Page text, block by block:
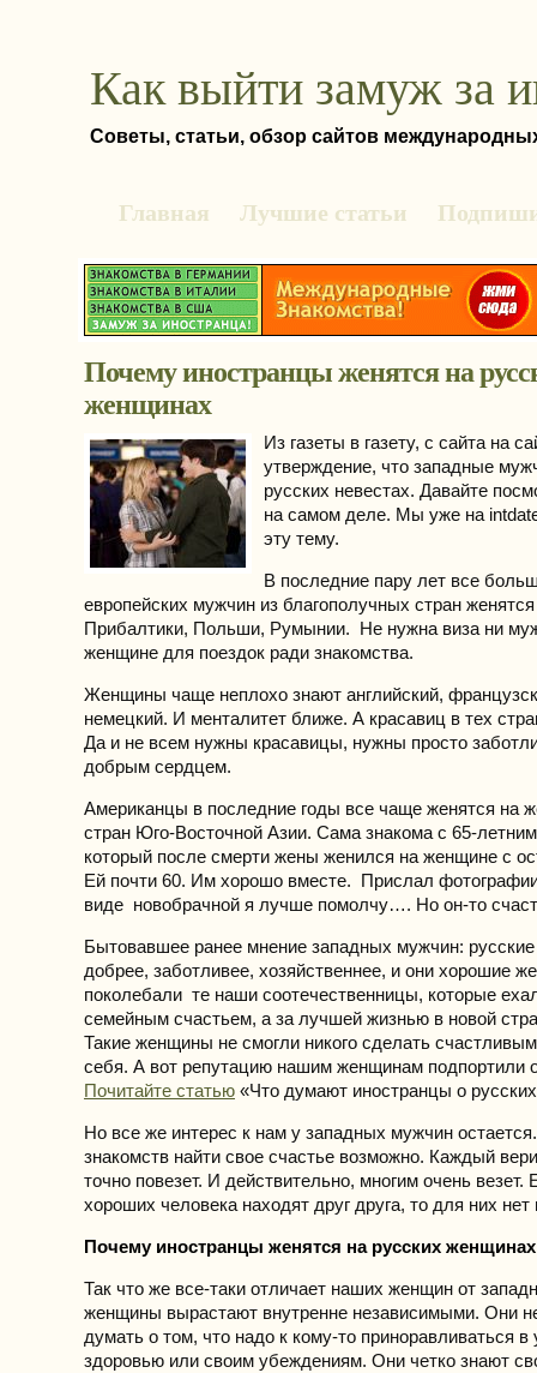
Как выйти замуж за
Советы, статьи, обзор сайтов
Главная Лучшие статьи
Почему иностранцы женятся на
женщинах
Из газеты в газету, с сайта на
утверждение, что западные
русских невестах. Давайте
на самом деле. Мы уже на
эту тему.
В последние пару лет все
европейских мужчин из благополучных стран
Прибалтики, Польши, Румынии. Не нужна виза ни
женщине для поездок ради знакомства.
Женщины чаще неплохо знают английский,
немецкий. И менталитет ближе. А красавиц в тех
Да и не всем нужны красавицы, нужны просто
добрым сердцем.
Американцы в последние годы все чаще женятся на
стран Юго-Восточной Азии. Сама знакома с 65-
который после смерти жены женился на женщине с
Ей почти 60. Им хорошо вместе. Прислал
виде новобрачной я лучше помолчу…. Но он-то
Бытовавшее ранее мнение западных мужчин:
добрее, заботливее, хозяйственнее, и они хорошие
поколебали те наши соотечественницы, которые
семейным счастьем, а за лучшей жизнью в новой
Такие женщины не смогли никого сделать
себя. А вот репутацию нашим женщинам подпортили
Почитайте статью «Что думают иностранцы о
Но все же интерес к нам у западных мужчин
знакомств найти свое счастье возможно. Каждый
точно повезет. И действительно, многим очень
хороших человека находят друг друга, то для них нет
Почему иностранцы женятся на русских женщинах
Так что же все-таки отличает наших женщин от
женщины вырастают внутренне независимыми. Они
думать о том, что надо к кому-то приноравливаться
здоровью или своим убеждениям. Они четко знают